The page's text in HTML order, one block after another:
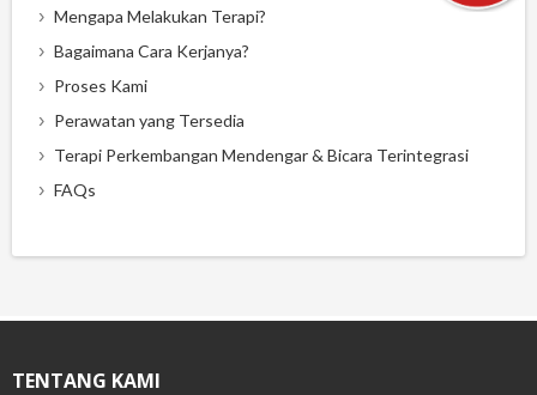
Mengapa Melakukan Terapi?
Bagaimana Cara Kerjanya?
Proses Kami
Perawatan yang Tersedia
Terapi Perkembangan Mendengar & Bicara Terintegrasi
FAQs
TENTANG KAMI